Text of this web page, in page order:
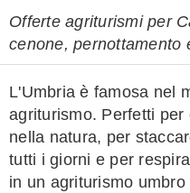
Offerte agriturismi per
cenone, pernottamento
L'Umbria è famosa nel
agriturismo. Perfetti
nella natura, per
tutti i giorni e per
in un agriturismo